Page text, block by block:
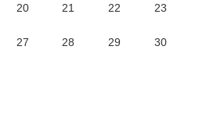
20 21 22 23
27 28 29 30